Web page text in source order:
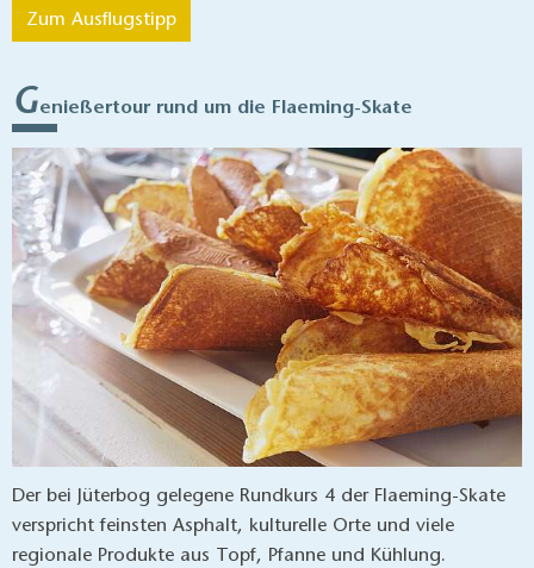
Zum Ausflugstipp
Genießertour rund um die Flaeming-Skate
Der bei Jüterbog gelegene Rundkurs 4 der Flaeming-Skate
verspricht feinsten Asphalt, kulturelle Orte und viele
regionale Produkte aus Topf, Pfanne und Kühlung.